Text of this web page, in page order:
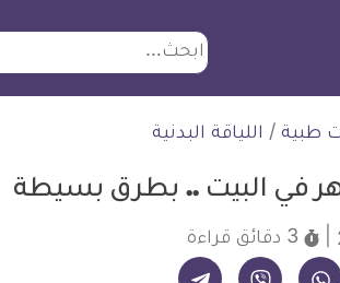
ابحث
طبية / اللياقة البدنية
في البيت .. بطرق بسيطة
3 دقائق قراءة
شارك على واتساب - ديلي ميديكال انفو شارك على فايبر - ديلي ميديكال انفو شارك على تيليجرام - ديلي ميديكال انفو